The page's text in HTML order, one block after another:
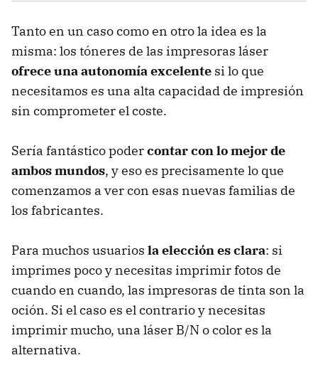
Tanto en un caso como en otro la idea es la
misma: los tóneres de las impresoras láser
ofrece una autonomía excelente si lo que
necesitamos es una alta capacidad de impresión
sin comprometer el coste.
Sería fantástico podercontar con lo mejor de
ambos mundos, y eso es precisamente lo que
comenzamos a ver con esas nuevas familias de
los fabricantes.
Para muchos usuarios la elección es clara: si
imprimes poco y necesitas imprimir fotos de
cuando en cuando, las impresoras de tinta son la
oción. Si el caso es el contrario y necesitas
imprimir mucho, una láser B/N o color es la
alternativa.